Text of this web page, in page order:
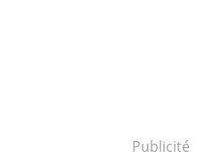
Publicité